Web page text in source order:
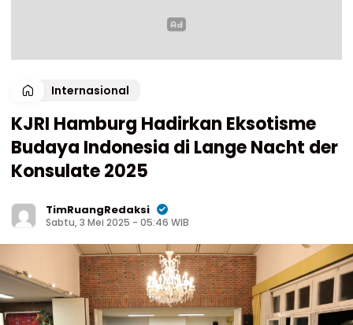
Internasional
KJRI Hamburg Hadirkan Eksotisme
Budaya Indonesia di Lange Nacht der
Konsulate 2025
TimRuangRedaksi
Sabtu, 3 Mei 2025 - 05:46 WIB